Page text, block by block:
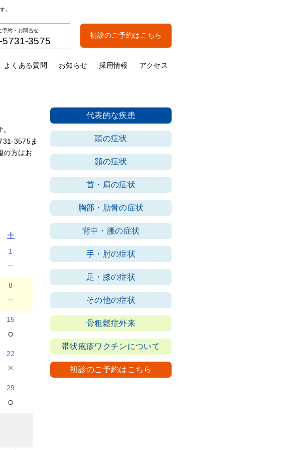
。
予約・お問合せ
5731-3575
初診のご予約はこちら
よくある質問 お知らせ 採用情報 アクセス
3575ま
の方はお
土
1
－
8
－
15
○
22
×
29
○
代表的な疾患
頭の症状
顔の症状
首・肩の症状
胸部・肋骨の症状
背中・腰の症状
手・肘の症状
足・膝の症状
その他の症状
骨粗鬆症外来
帯状疱疹ワクチンについて
初診のご予約はこちら